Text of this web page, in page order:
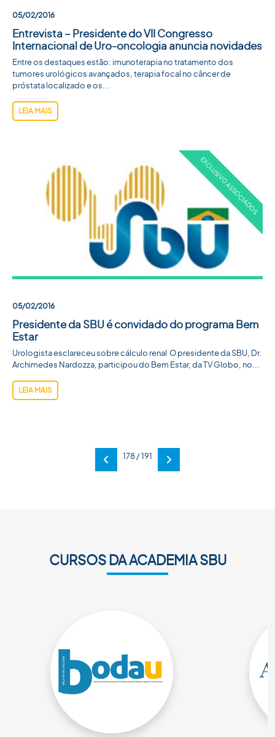
05/02/2016
Entrevista – Presidente do VII Congresso
Internacional de Uro-oncologia anuncia novidades
Entre os destaques estão: imunoterapia no tratamento dos
tumores urológicos avançados, terapia focal no câncer de
próstata localizado e os...
LEIA MAIS
05/02/2016
Presidente da SBU é convidado do programa Bem
Estar
Urologista esclareceu sobre cálculo renal O presidente da SBU, Dr.
Archimedes Nardozza, participou do Bem Estar, da TV Globo, no...
LEIA MAIS
Anterior
178 / 191
Próxima
CURSOS DA ACADEMIA SBU